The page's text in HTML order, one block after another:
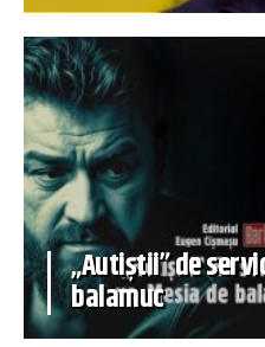
„Autiștii” de
balamuc